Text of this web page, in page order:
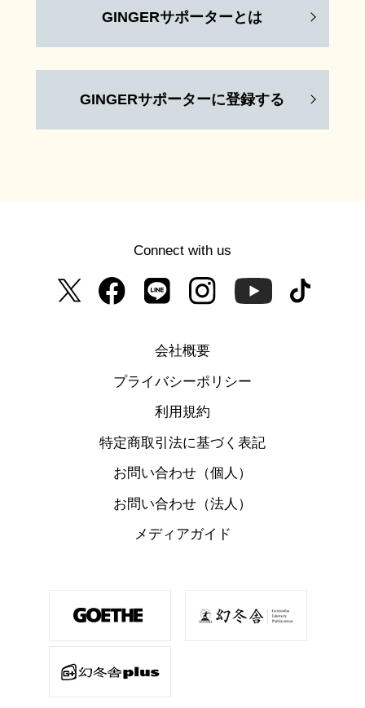
GINGERサポーターとは
GINGERサポーターに登録する
Connect with us
会社概要
プライバシーポリシー
利用規約
特定商取引法に基づく表記
お問い合わせ（個人）
お問い合わせ（法人）
メディアガイド